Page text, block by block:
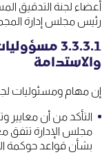
أعضاء لجنة التدقيق
رئيس مجلس إدارة
3.3.3.1
والاستدامة
إن مهام ومسئوليات
التأكد من أن معايير
مجلس الإدارة تتفق
بشأن قواعد حوكمة